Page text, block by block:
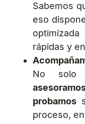
Sabemos
eso
rápidas y
No solo
probamos
proceso,